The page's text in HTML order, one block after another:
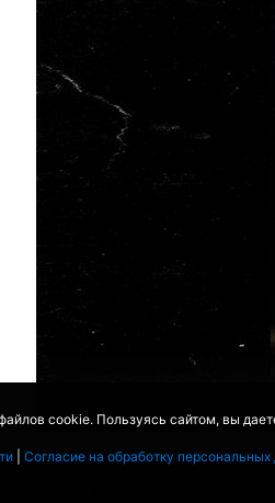
cookie. Пользуясь сайтом, вы
Согласие на обработку персональных